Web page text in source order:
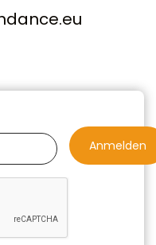
Anmelden